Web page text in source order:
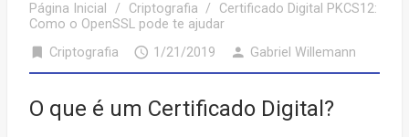
Página Inicial / Criptografia / Certificado Digital PKCS12:
Como o OpenSSL pode te ajudar
bookmark Criptografia access_time 1/21/2019 person Gabriel Willemann
O que é um Certificado Digital?